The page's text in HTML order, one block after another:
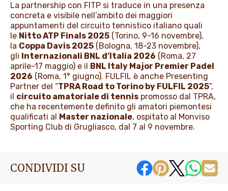
La partnership con FITP si traduce in una presenza
concreta e visibile nell’ambito dei maggiori
appuntamenti del circuito tennistico italiano quali
le Nitto ATP Finals 2025 (Torino, 9-16 novembre),
la Coppa Davis 2025 (Bologna, 18-23 novembre),
gli Internazionali BNL d’Italia 2026 (Roma, 27
aprile-17 maggio) e il BNL Italy Major Premier Padel
2026 (Roma, 1° giugno). FULFIL è anche Presenting
Partner del “TPRA Road to Torino by FULFIL 2025”,
il circuito amatoriale di tennis promosso dal TPRA,
che ha recentemente definito gli amatori piemontesi
qualificati al Master nazionale, ospitato al Monviso
Sporting Club di Grugliasco, dal 7 al 9 novembre.
CONDIVIDI SU